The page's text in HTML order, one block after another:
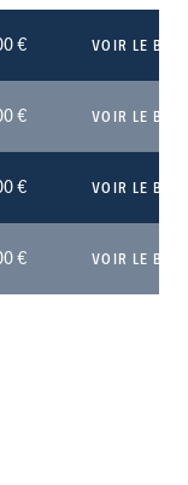
€ VOIR LE BIEN
€ VOIR LE BIEN
€ VOIR LE BIEN
€ VOIR LE BIEN